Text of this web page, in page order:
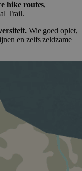
hike routes,
Trail.
Wie goed oplet,
en zelfs zeldzame